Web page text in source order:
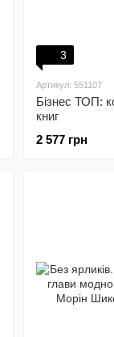
3
Артикул: 551107
Бізнес ТОП:
книг
2 577 грн